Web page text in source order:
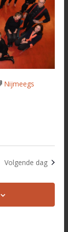
Nijmeegs
Volgende dag